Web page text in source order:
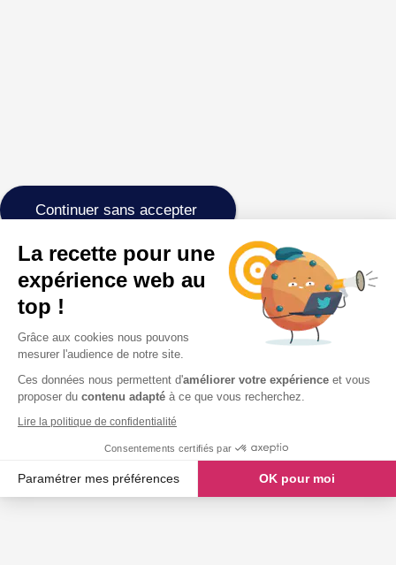
Continuer sans accepter
La recette pour une
expérience web au
top !
Grâce aux cookies nous pouvons
mesurer l'audience de notre site.
Ces données nous permettent d'améliorer votre expérience et vous
proposer du contenu adapté à ce que vous recherchez.
Lire la politique de confidentialité
Consentements certifiés par
Paramétrer mes préférences OK pour moi